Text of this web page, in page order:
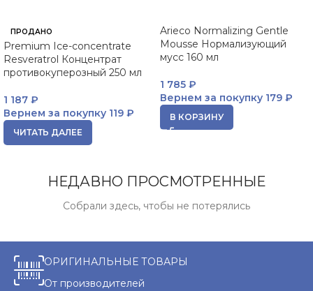
ПРОДАНО
Premium Ice-concentrate
Resveratrol Концентрат
противокуперозный 250 мл
1 187 ₽
Вернем за покупку 119 ₽
ЧИТАТЬ ДАЛЕЕ
Arieco Normalizing Gentle
Mousse Нормализующий
мусс 160 мл
1 785 ₽
Вернем за покупку 179 ₽
В КОРЗИНУ
НЕДАВНО ПРОСМОТРЕННЫЕ
Собрали здесь, чтобы не потерялись
ОРИГИНАЛЬНЫЕ ТОВАРЫ
От производителей